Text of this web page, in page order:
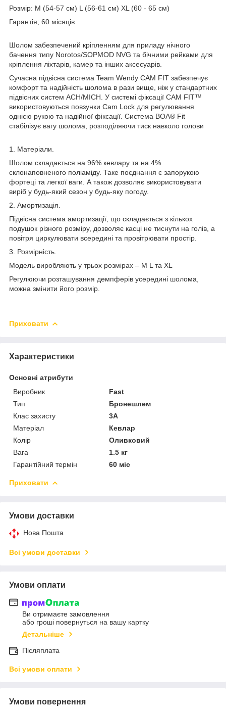
Розмір: M (54-57 см) L (56-61 см) XL (60 - 65 см)
Гарантія; 60 місяців
Шолом забезпечений кріпленням для приладу нічного
бачення типу Norotos/SOPMOD NVG та бічними рейками для
кріплення ліхтарів, камер та інших аксесуарів.
Сучасна підвісна система Team Wendy CAM FIT забезпечує
комфорт та надійність шолома в рази вище, ніж у стандартних
підвісних систем ACH/MICH. У системі фіксації CAM FIT™
використовуються повзунки Cam Lock для регулювання
однією рукою та надійної фіксації. Система BOA® Fit
стабілізує вагу шолома, розподіляючи тиск навколо голови
1. Матеріали.
Шолом складається на 96% кевлару та на 4%
склонаповненого поліаміду. Таке поєднання є запорукою
фортеці та легкої ваги. А також дозволяє використовувати
виріб у будь-який сезон у будь-яку погоду.
2. Амортизація.
Підвісна система амортизації, що складається з кількох
подушок різного розміру, дозволяє касці не тиснути на голів, а
повітря циркулювати всередині та провітрювати простір.
3. Розмірність.
Модель виробляють у трьох розмірах – M L та XL
Регулюючи розташування демпферів усередині шолома,
можна змінити його розмір.
Приховати
Характеристики
Основні атрибути
Виробник
Fast
Тип
Бронешлем
Клас захисту
3А
Матеріал
Кевлар
Колір
Оливковий
Вага
1.5 кг
Гарантійний термін
60 міс
Приховати
Умови доставки
Нова Пошта
Всі умови доставки
Умови оплати
Ви отримаєте замовлення
або гроші повернуться на вашу картку
Детальніше
Післяплата
Всі умови оплати
Умови повернення